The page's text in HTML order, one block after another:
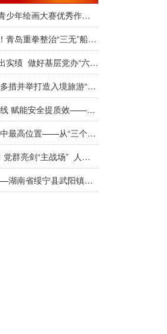
首届“美林杯”青少年绘画大赛优秀作品展在银川韩美林艺术馆隆重开幕
“零容忍”亮剑！青岛重拳整治“三无”船舶，斩断非法捕捞源头链条
端正“六观”干出实绩 做好基层党办“六有”干部
胶东国际机场多措并举打造入境旅游“第一窗口”九项举措精准发力，助力青岛建设国际滨海旅游度假胜地
党建引领筑防线 赋能安全提质效——新钢集团工地工棚区域安全管理创新实践研究
把人民放在心中最高位置——从“三个坚持”领悟基层党建工作的为民初心
以“迅”应“汛”！党群亮剑“主战场” 人民至上“践初心”
聚力护平安——湖南省绥宁县武阳镇与消防救援队伍共庆建军佳节